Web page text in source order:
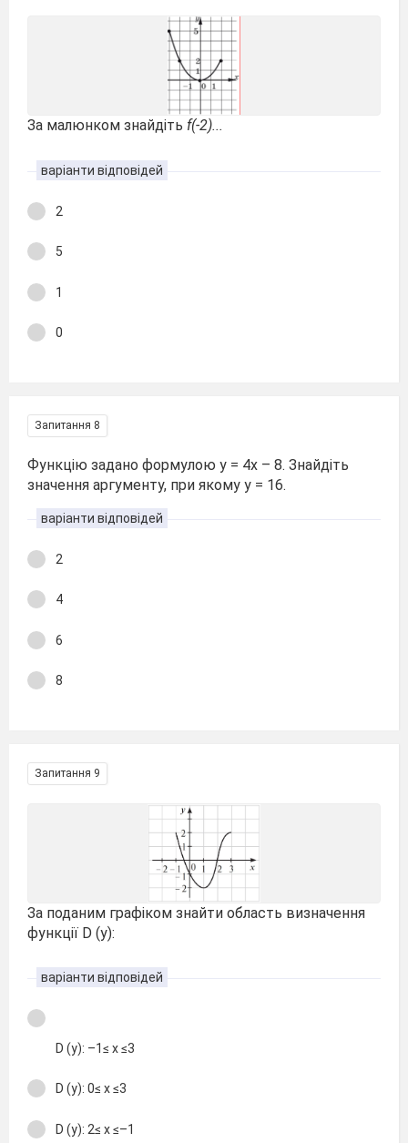
За малюнком знайдіть f(-2)...
варіанти відповідей
2
5
1
0
Запитання 8
Функцію задано формулою у = 4х – 8. Знайдіть
значення аргументу, при якому у = 16.
варіанти відповідей
2
4
6
8
Запитання 9
За поданим графіком знайти область визначення
функції D (y):
варіанти відповідей
D (y): –1≤ x ≤3
D (y): 0≤ x ≤3
D (y): 2≤ x ≤–1